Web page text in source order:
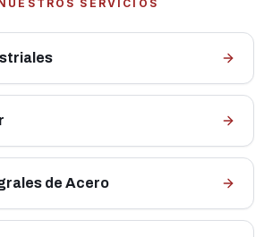
SERVICIOS
de Acero